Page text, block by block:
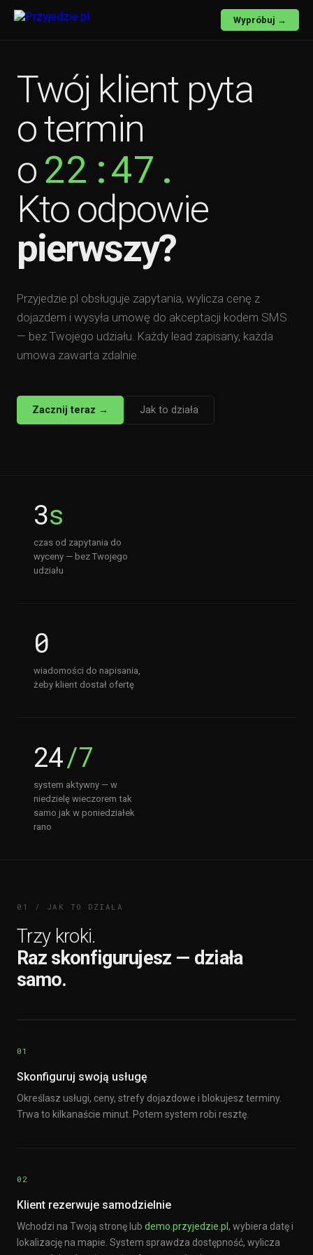
Wypróbuj →
Twój klient pyta
o termin
o 22:47.
Kto odpowie
pierwszy?
Przyjedzie.pl obsługuje zapytania, wylicza cenę z
dojazdem i wysyła umowę do akceptacji kodem SMS
— bez Twojego udziału. Każdy lead zapisany, każda
umowa zawarta zdalnie.
Zacznij teraz → Jak to działa
3s
czas od zapytania do
wyceny — bez Twojego
udziału
0
wiadomości do napisania,
żeby klient dostał ofertę
24/7
system aktywny — w
niedzielę wieczorem tak
samo jak w poniedziałek
rano
01 / JAK TO DZIAŁA
Trzy kroki.
Raz skonfigurujesz — działa
samo.
01
Skonfiguruj swoją usługę
Określasz usługi, ceny, strefy dojazdowe i blokujesz terminy.
Trwa to kilkanaście minut. Potem system robi resztę.
02
Klient rezerwuje samodzielnie
Wchodzi na Twoją stronę lub demo.przyjedzie.pl , wybiera datę i
lokalizację na mapie. System sprawdza dostępność, wylicza